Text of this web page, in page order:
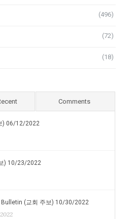
(496)
(72)
(18)
Comments
) 06/12/2022
) 10/23/2022
Bulletin (교회 주보) 10/30/2022